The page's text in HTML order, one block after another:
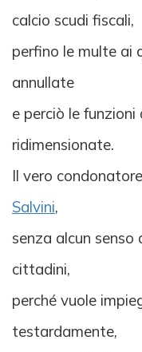
calcio scudi fiscali,
perfino le multe ai
annullate
e perciò le
ridimensionate.
Il vero
Salvini,
senza alcun
cittadini,
perché vuole
testardamente,